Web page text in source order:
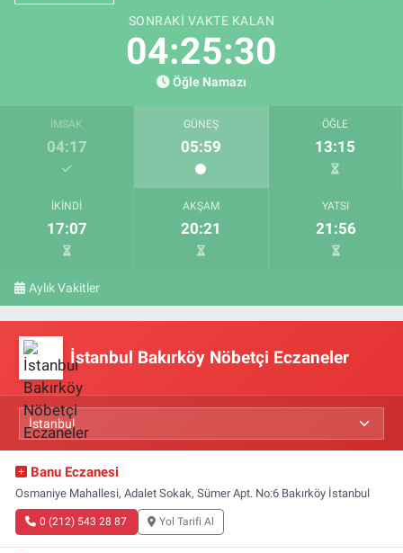
SONRAKI VAKTE KALAN
04:25:29
Öğle Namazı
İMSAK
04:17
GÜNEŞ
05:59
ÖĞLE
13:15
İKINDI
17:07
AKŞAM
20:21
YATSI
21:56
Aylık Vakitler
İstanbul Bakırköy Nöbetçi Eczaneler
Banu Eczanesi
Osmaniye Mahallesi, Adalet Sokak, Sümer Apt. No:6 Bakırköy İstanbul
0 (212) 543 28 87 Yol Tarifi Al